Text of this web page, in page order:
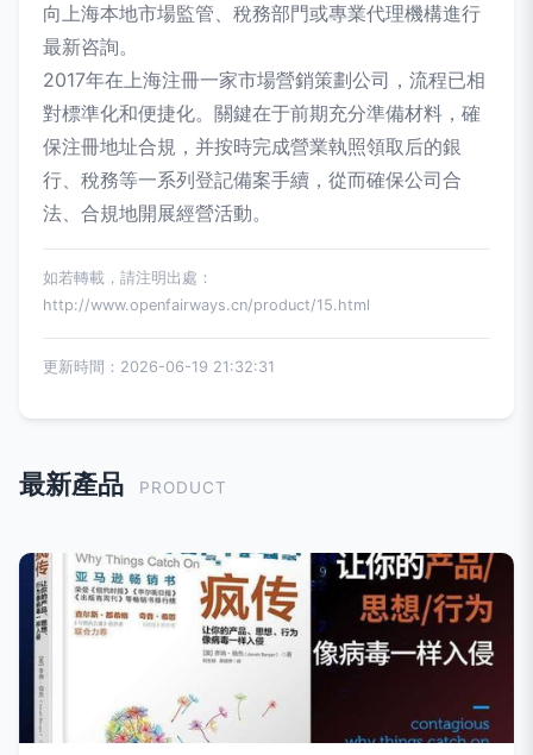
向上海本地市場監管、稅務部門或專業代理機構進行
最新咨詢。
2017年在上海注冊一家市場營銷策劃公司，流程已相
對標準化和便捷化。關鍵在于前期充分準備材料，確
保注冊地址合規，并按時完成營業執照領取后的銀
行、稅務等一系列登記備案手續，從而確保公司合
法、合規地開展經營活動。
如若轉載，請注明出處：
http://www.openfairways.cn/product/15.html
更新時間：2026-06-19 21:32:31
最新產品 PRODUCT